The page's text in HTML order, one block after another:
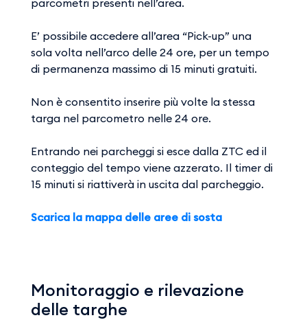
E’ possibile accedere all’area “Pick-up” una
sola volta nell’arco delle 24 ore, per un tempo
di permanenza massimo di 15 minuti gratuiti.
Non è consentito inserire più volte la stessa
targa nel parcometro nelle 24 ore.
Entrando nei parcheggi si esce dalla ZTC ed il
conteggio del tempo viene azzerato. Il timer di
15 minuti si riattiverà in uscita dal parcheggio.
Scarica la mappa delle aree di sosta
Monitoraggio e rilevazione
delle targhe